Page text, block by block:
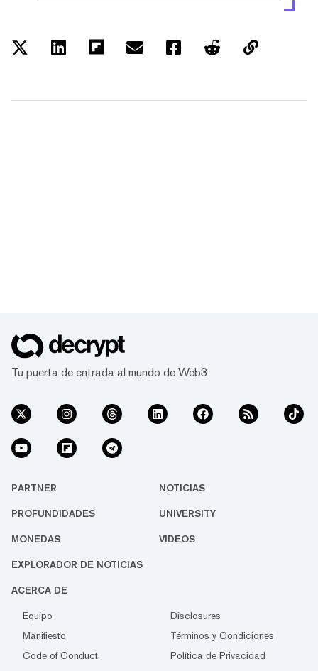
Tu puerta de entrada al mundo de Web3
PARTNER NOTICIAS
PROFUNDIDADES UNIVERSITY
MONEDAS VIDEOS
EXPLORADOR DE NOTICIAS
ACERCA DE
Equipo
Disclosures
Manifiesto
Términos y Condiciones
Code of Conduct
Política de Privacidad